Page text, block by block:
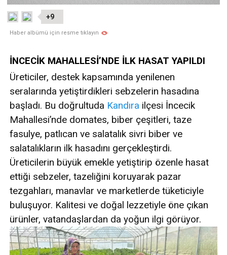
+9
Haber albümü için resme tıklayın
İNCECİK MAHALLESİ’NDE İLK HASAT YAPILDI
Üreticiler, destek kapsamında yenilenen
seralarında yetiştirdikleri sebzelerin hasadına
başladı. Bu doğrultuda Kandıra ilçesi İncecik
Mahallesi’nde domates, biber çeşitleri, taze
fasulye, patlıcan ve salatalık sivri biber ve
salatalıkların ilk hasadını gerçekleştirdi.
Üreticilerin büyük emekle yetiştirip özenle hasat
ettiği sebzeler, tazeliğini koruyarak pazar
tezgahları, manavlar ve marketlerde tüketiciyle
buluşuyor. Kalitesi ve doğal lezzetiyle öne çıkan
ürünler, vatandaşlardan da yoğun ilgi görüyor.